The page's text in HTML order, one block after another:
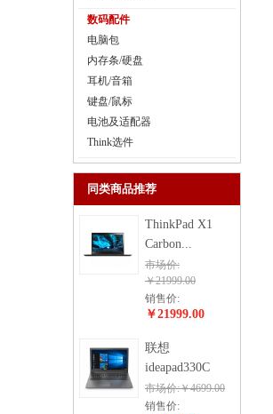
数码配件
电脑包
内存条/硬盘
耳机/音箱
键盘/鼠标
电池及适配器
Think选件
同类商品推荐
ThinkPad X1
Carbon...
市场价:
￥21999.00
销售价:
￥21999.00
联想
ideapad330C
市场价:￥4699.00
销售价: